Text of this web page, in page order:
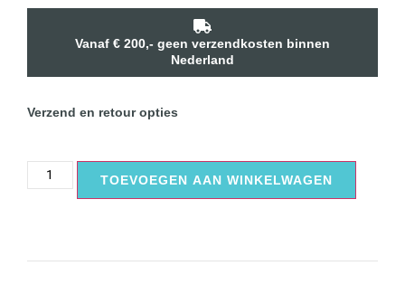
Vanaf € 200,- geen verzendkosten binnen
Nederland
Verzend en retour opties
TOEVOEGEN AAN WINKELWAGEN